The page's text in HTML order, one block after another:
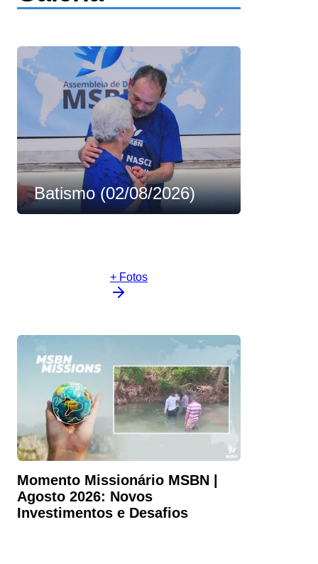
Batismo (02/08/2026)
+ Fotos
Momento Missionário MSBN |
Agosto 2026: Novos
Investimentos e Desafios